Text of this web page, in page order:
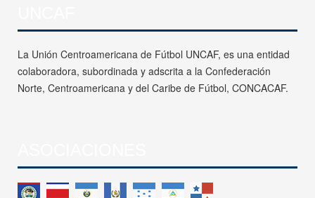
La Unión Centroamericana de Fútbol UNCAF, es una entidad
colaboradora, subordinada y adscrita a la Confederación
Norte, Centroamericana y del Caribe de Fútbol, CONCACAF.